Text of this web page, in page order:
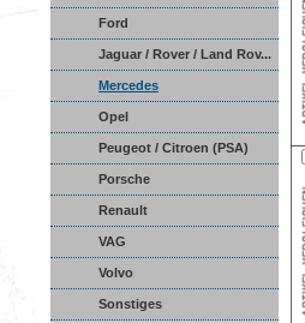
Ford
Jaguar / Rover / Land Rov...
Mercedes
Opel
Peugeot / Citroen (PSA)
Porsche
Renault
VAG
Volvo
Sonstiges